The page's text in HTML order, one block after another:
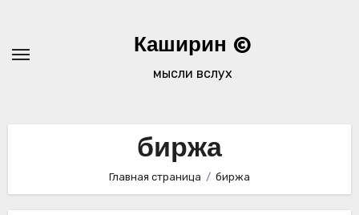
содержимому
Каширин ©
мысли вслух
биржа
Главная страница биржа